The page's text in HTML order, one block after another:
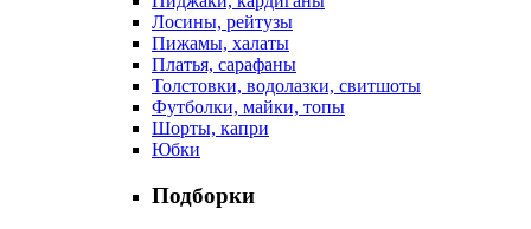
Лосины, рейтузы
Пижамы, халаты
Платья, сарафаны
Толстовки, водолазки, свитшоты
Футболки, майки, топы
Шорты, капри
Юбки
Подборки